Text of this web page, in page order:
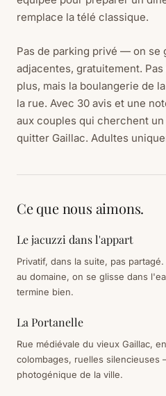
remplace la télé classique.
Pas de parking privé — on se
adjacentes, gratuitement. Pas
plus, mais la boulangerie de
la rue. Avec 30 avis et une
aux couples qui cherchent
quitter Gaillac. Adultes
Ce que nous aimons.
Le jacuzzi dans l'appart
Privatif, dans la suite, pas
au domaine, on se glisse dans
termine bien.
La Portanelle
Rue médiévale du vieux Gaillac,
colombages, ruelles silencieuses
photogénique de la ville.